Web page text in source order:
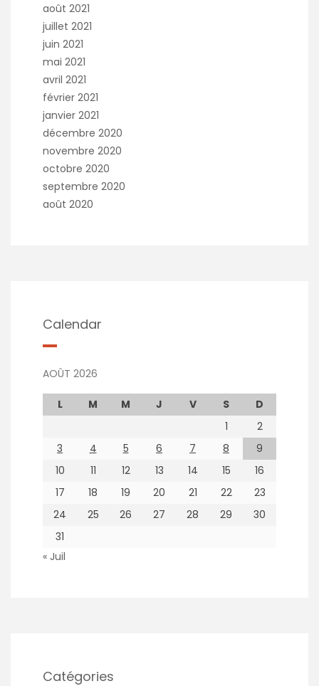
août 2021
juillet 2021
juin 2021
mai 2021
avril 2021
février 2021
janvier 2021
décembre 2020
novembre 2020
octobre 2020
septembre 2020
août 2020
Calendar
AOÛT 2026
L M M J V S
D
1
2
3
4 5 6 7 8
9
10
11 12 13 14 15
16
17
18 19 20 21 22
23
24
25 26 27 28 29
30
31
« Juil
Catégories